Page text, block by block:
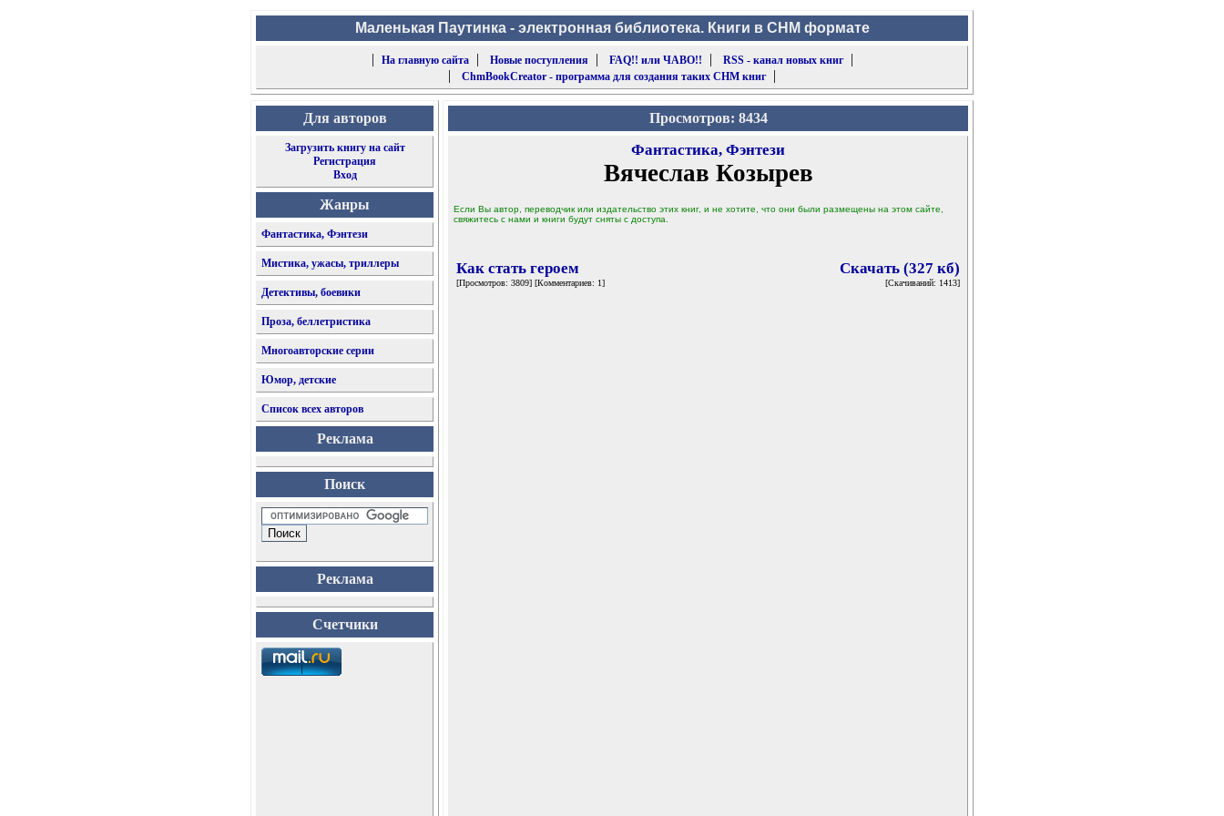
Маленькая Паутинка - электронная библиотека. Книги в CHM формате
|
На главную сайта| Новые поступления | FAQ!! или ЧАВО!! | RSS - канал новых книг|
|
ChmBookCreator - программа для создания таких CHM книг|
Для авторов
Загрузить книгу на сайт
Регистрация
Вход
Жанры
Фантастика, Фэнтези
Мистика, ужасы, триллеры
Детективы, боевики
Проза, беллетристика
Многоавторские серии
Юмор, детские
Список всех авторов
Реклама
Поиск
Реклама
Счетчики
Просмотров: 8434
Фантастика, Фэнтези
Вячеслав Козырев
Если Вы автор, переводчик или издательство этих книг, и не хотите, что они были размещены на этом сайте,
свяжитесь с нами и книги будут сняты с доступа.
Как стать героем
[Просмотров: 3809] [Комментариев: 1]
Скачать (327 кб)
[Скачиваний: 1413]